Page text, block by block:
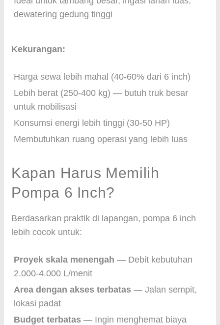
dewatering gedung tinggi
Kekurangan:
Harga sewa lebih mahal (40-60% dari 6 inch)
Lebih berat (250-400 kg) — butuh truk besar
untuk mobilisasi
Konsumsi energi lebih tinggi (30-50 HP)
Membutuhkan ruang operasi yang lebih luas
Kapan Harus Memilih
Pompa 6 Inch?
Berdasarkan praktik di lapangan, pompa 6 inch
lebih cocok untuk:
Proyek skala menengah — Debit kebutuhan
2.000-4.000 L/menit
Area dengan akses terbatas — Jalan sempit,
lokasi padat
Budget terbatas — Ingin menghemat biaya